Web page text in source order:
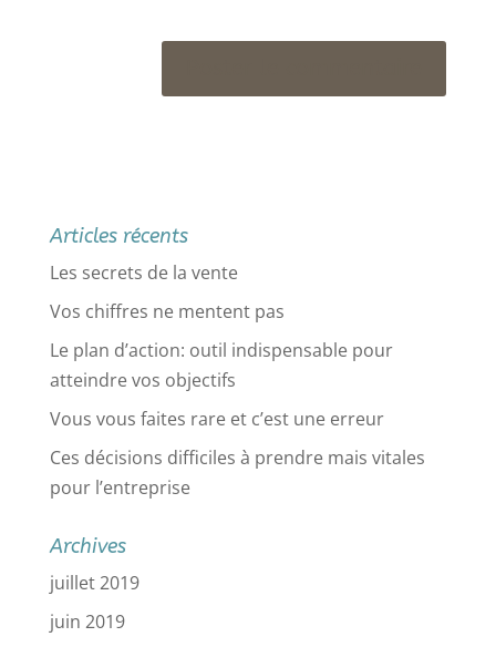
Articles récents
Les secrets de la vente
Vos chiffres ne mentent pas
Le plan d’action: outil indispensable pour
atteindre vos objectifs
Vous vous faites rare et c’est une erreur
Ces décisions difficiles à prendre mais vitales
pour l’entreprise
Archives
juillet 2019
juin 2019